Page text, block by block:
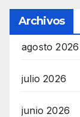
Archivos
agosto 2026
julio 2026
junio 2026